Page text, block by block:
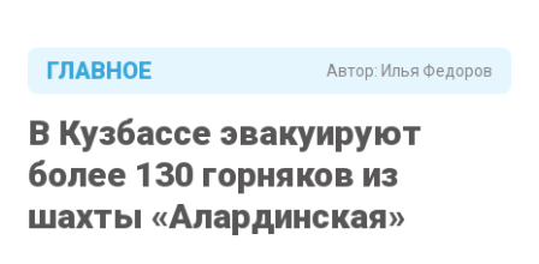
ГЛАВНОЕ
В Кузбассе эвакуируют
более 130 горняков из
шахты «Алардинская»